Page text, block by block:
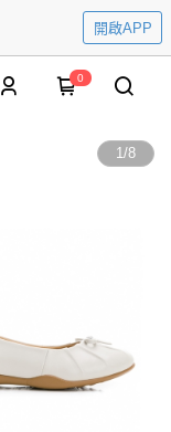
開啟APP
0
1/8